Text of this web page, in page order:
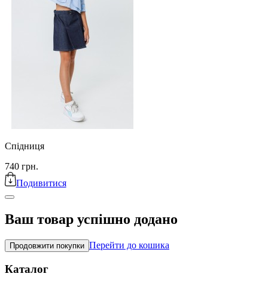
Спідниця
740 грн.
Подивитися
Ваш товар успішно додано
Продовжити покупки Перейти до кошика
Каталог